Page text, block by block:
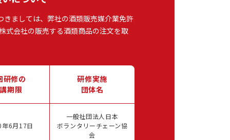
ましては、弊社の酒類販売媒介業免許
式会社の販売する酒類商品の注文を取
研修の
期限
研修実施
団体名
6月17日
一般社団法人日本
ボランタリーチェーン協
会